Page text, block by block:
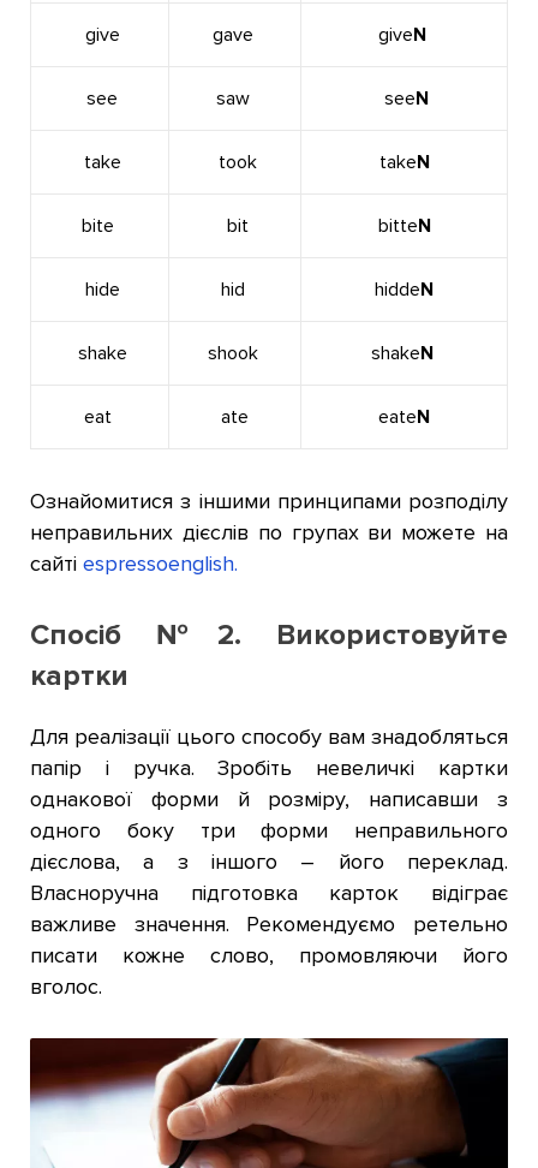
give gave giveN
see saw seeN
take took takeN
bite bit bitteN
hide hid hiddeN
shake shook shakeN
eat ate eateN
Ознайомитися з іншими принципами розподілу
неправильних дієслів по групах ви можете на
сайті espressoenglish.
Спосіб №2. Використовуйте
картки
Для реалізації цього способу вам знадобляться
папір і ручка. Зробіть невеличкі картки
однакової форми й розміру, написавши з
одного боку три форми неправильного
дієслова, а з іншого – його переклад.
Власноручна підготовка карток відіграє
важливе значення. Рекомендуємо ретельно
писати кожне слово, промовляючи його
вголос.